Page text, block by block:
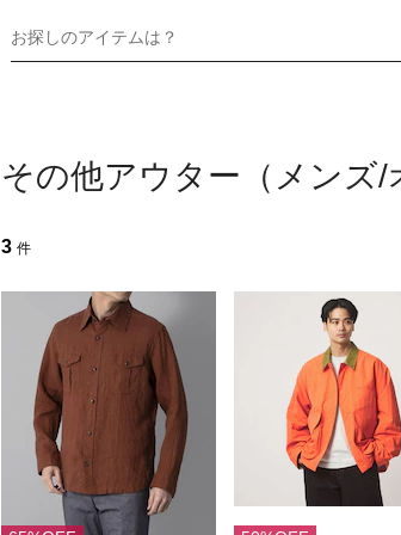
お探しのアイテムは？
その他アウター（メンズ/
3 件